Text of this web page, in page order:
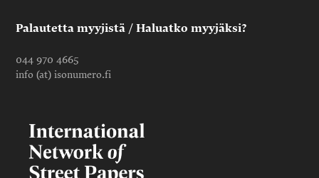
Palautetta myyjistä / Haluatko myyjäksi?
044 970 4665
info (at) isonumero.fi